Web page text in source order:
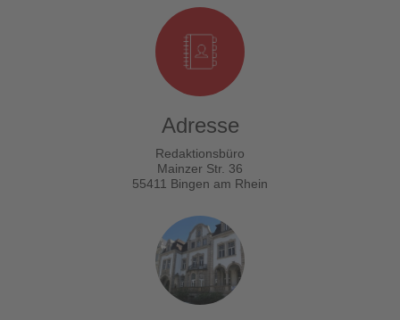
Adresse
Redaktionsbüro
Mainzer Str. 36
55411 Bingen am Rhein